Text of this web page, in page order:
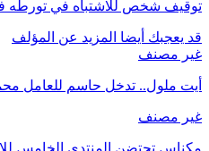
توقيف شخص للاشتباه في تورطه
قد يعجبك أيضا المزيد عن المؤلف
غير مصنف
أيت ملول.. تدخل حاسم للعامل
غير مصنف